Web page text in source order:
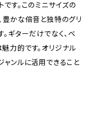
す。このミニサイズの
豊かな倍音と独特のグリ
ギターだけでなく、ベ
力的です。オリジナル
ャンルに活用できること